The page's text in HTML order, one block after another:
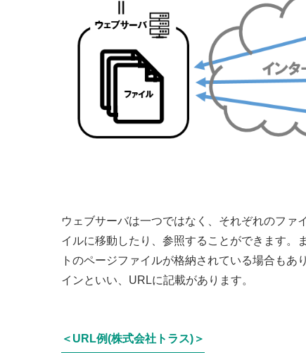
ウェブサーバは一つではなく、それぞれのファ
イルに移動したり、参照することができます。
トのページファイルが格納されている場合も
インといい、URLに記載があります。
＜URL例(株式会社トラス)＞